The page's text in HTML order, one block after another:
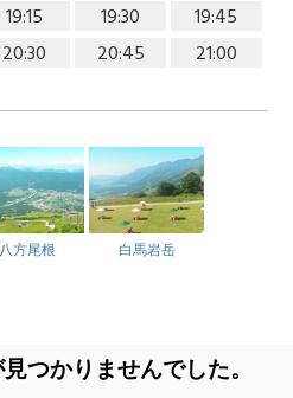
19:15 19:30
19:45
20:30 20:45 21:00
八方尾根 白馬岩岳